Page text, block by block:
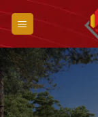
qua
nội
dung